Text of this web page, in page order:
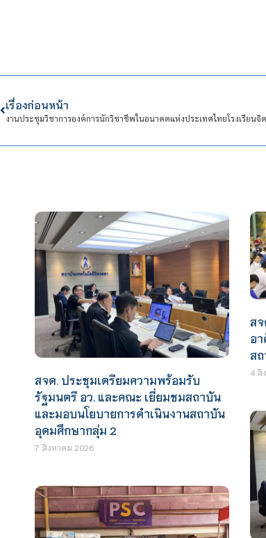
เรื่องก่อนหน้า
งานประชุมวิชาการองค์การนักวิชาชีพในอนาคตแห่งประเทศไทยโรงเรียนจิ
สจด. ประชุมเตรียมความพร้อมรับ
รัฐมนตรี อว. และคณะ เยี่ยมชมสถาบัน
และมอบนโยบายการดำเนินงานสถาบัน
อุดมศึกษากลุ่ม 2
7 สิงหาคม 2026
ส
อ
สถ
4 สิ